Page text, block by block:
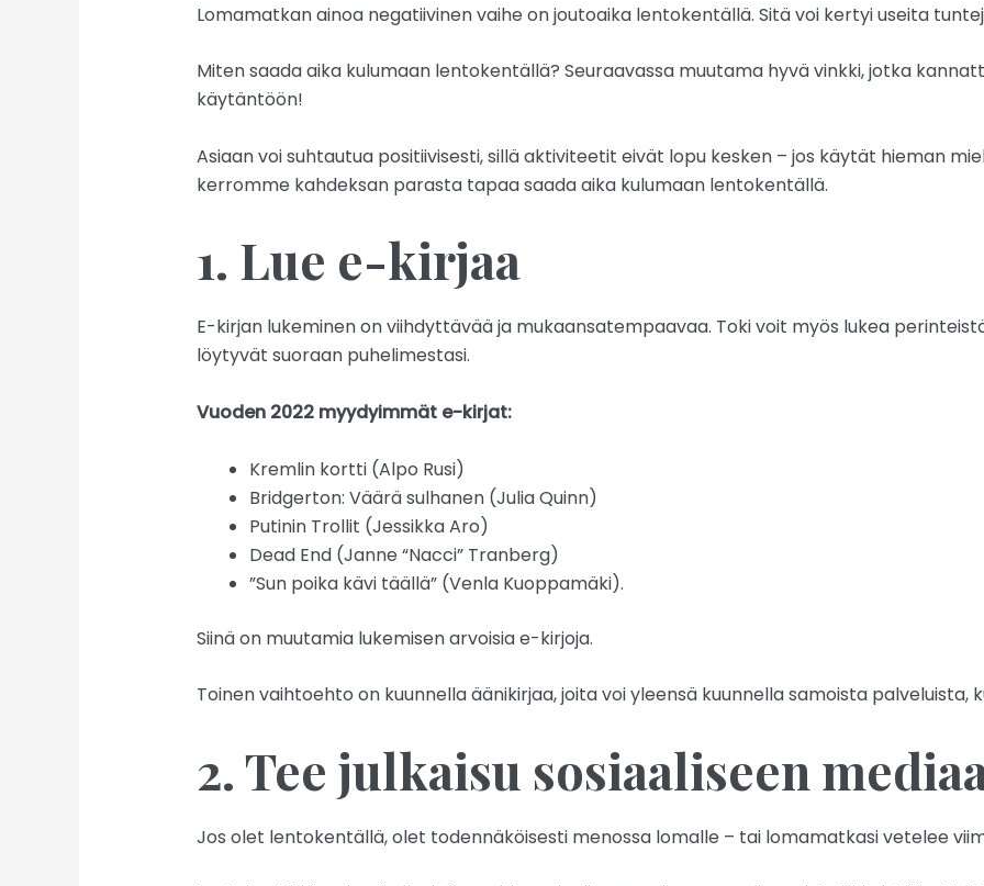
Lomamatkan ainoa negatiivinen vaihe on joutoaika lentokentällä. Sitä voi kertyi useita
Miten saada aika kulumaan lentokentällä? Seuraavassa muutama hyvä vinkki, jotka
käytäntöön!
Asiaan voi suhtautua positiivisesti, sillä aktiviteetit eivät lopu kesken – jos käytät hieman
kerromme kahdeksan parasta tapaa saada aika kulumaan lentokentällä.
1. Lue e-kirjaa
E-kirjan lukeminen on viihdyttävää ja mukaansatempaavaa. Toki voit myös lukea
löytyvät suoraan puhelimestasi.
Vuoden 2022 myydyimmät e-kirjat:
Kremlin kortti (Alpo Rusi)
Bridgerton: Väärä sulhanen (Julia Quinn)
Putinin Trollit (Jessikka Aro)
Dead End (Janne “Nacci” Tranberg)
”Sun poika kävi täällä” (Venla Kuoppamäki).
Siinä on muutamia lukemisen arvoisia e-kirjoja.
Toinen vaihtoehto on kuunnella äänikirjaa, joita voi yleensä kuunnella samoista palveluista,
2. Tee julkaisu sosiaaliseen
Jos olet lentokentällä, olet todennäköisesti menossa lomalle – tai lomamatkasi vetelee